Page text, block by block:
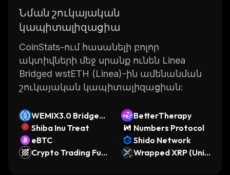
Նման շուկայական
կապիտալիզացիա
CoinStats-ում հասանելի բոլոր
ակտիվների մեջ սրանք ունեն Linea
Bridged wstETH (Linea)-ին ամենանման
շուկայական կապիտալիզացիան:
WEMIX3.0 Bridged
USDC (WEMIX3.0 D
PoS)
BetterTherapy
Shiba Inu Treat
Numbers Protocol
eBTC
Shido Network
Crypto Trading Fun
Wrapped XRP (Univ